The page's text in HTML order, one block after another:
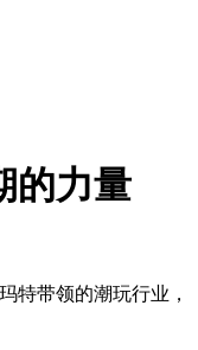
的力量
特带领的潮玩行业，